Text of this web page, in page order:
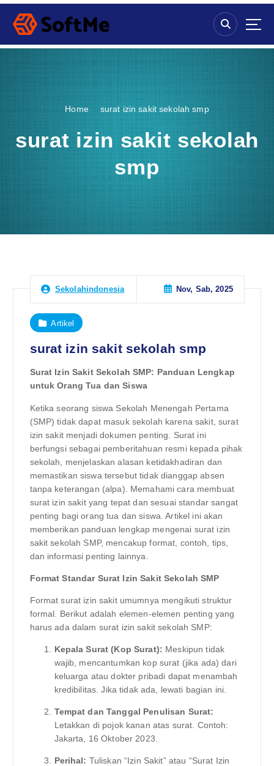
S
p
Home surat izin sakit sekolah smp
surat izin sakit sekolah
smp
Sekolahindonesia Nov, Sab, 2025
Artikel
surat izin sakit sekolah smp
Surat Izin Sakit Sekolah SMP: Panduan Lengkap
untuk Orang Tua dan Siswa
Ketika seorang siswa Sekolah Menengah Pertama
(SMP) tidak dapat masuk sekolah karena sakit, surat
izin sakit menjadi dokumen penting. Surat ini
berfungsi sebagai pemberitahuan resmi kepada pihak
sekolah, menjelaskan alasan ketidakhadiran dan
memastikan siswa tersebut tidak dianggap absen
tanpa keterangan (alpa). Memahami cara membuat
surat izin sakit yang tepat dan sesuai standar sangat
penting bagi orang tua dan siswa. Artikel ini akan
memberikan panduan lengkap mengenai surat izin
sakit sekolah SMP, mencakup format, contoh, tips,
dan informasi penting lainnya.
Format Standar Surat Izin Sakit Sekolah SMP
Format surat izin sakit umumnya mengikuti struktur
formal. Berikut adalah elemen-elemen penting yang
harus ada dalam surat izin sakit sekolah SMP:
Kepala Surat (Kop Surat): Meskipun tidak
wajib, mencantumkan kop surat (jika ada) dari
keluarga atau dokter pribadi dapat menambah
kredibilitas. Jika tidak ada, lewati bagian ini.
Tempat dan Tanggal Penulisan Surat:
Letakkan di pojok kanan atas surat. Contoh:
Jakarta, 16 Oktober 2023.
Perihal: Tuliskan “Izin Sakit” atau “Surat Izin